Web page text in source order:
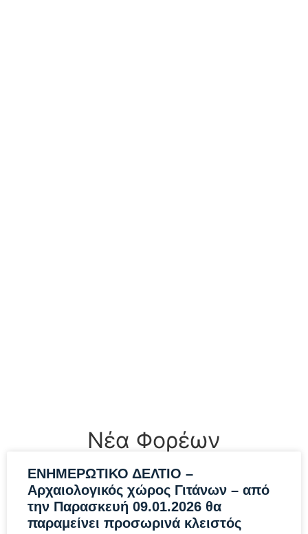
Νέα Φορέων
ΕΝΗΜΕΡΩΤΙΚΟ ΔΕΛΤΙΟ –
Αρχαιολογικός χώρος Γιτάνων – από
την Παρασκευή 09.01.2026 θα
παραμείνει προσωρινά κλειστός